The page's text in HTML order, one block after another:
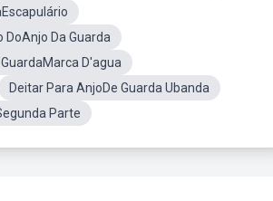
DoAnjo Da Guarda
D'agua
Deitar Para AnjoDe Guarda Ubanda
Parte